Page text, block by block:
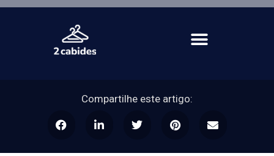
Compartilhe este artigo: